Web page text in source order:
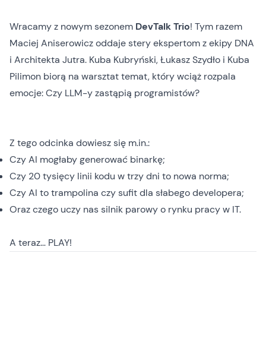
Wracamy z nowym sezonem DevTalk Trio! Tym razem
Maciej Aniserowicz oddaje stery ekspertom z ekipy DNA
i Architekta Jutra. Kuba Kubryński, Łukasz Szydło i Kuba
Pilimon biorą na warsztat temat, który wciąż rozpala
emocje: Czy LLM-y zastąpią programistów?
Z tego odcinka dowiesz się m.in.:
Czy AI mogłaby generować binarkę;
Czy 20 tysięcy linii kodu w trzy dni to nowa norma;
Czy AI to trampolina czy sufit dla słabego developera;
Oraz czego uczy nas silnik parowy o rynku pracy w IT.
A teraz… PLAY!